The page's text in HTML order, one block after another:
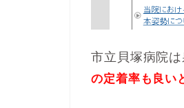
市立貝塚病院
の定着率も良い